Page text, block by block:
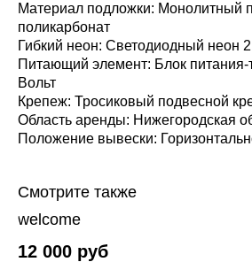
Материал подложки: Монолитный
поликарбонат
Гибкий неон: Светодиодный неон
Питающий элемент: Блок
Вольт
Крепеж: Тросиковый подвесной
Область аренды: Нижегородская
Положение вывески:
Смотрите также
welcome
12 000 руб